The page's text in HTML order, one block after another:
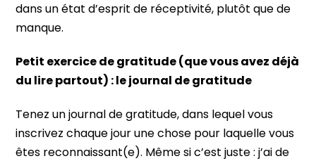
dans un état d’esprit de réceptivité, plutôt que de
manque.
Petit exercice de gratitude (que vous avez déjà
du lire partout) : le journal de gratitude
Tenez un journal de gratitude, dans lequel vous
inscrivez chaque jour une chose pour laquelle vous
êtes reconnaissant(e). Même si c’est juste : j’ai de